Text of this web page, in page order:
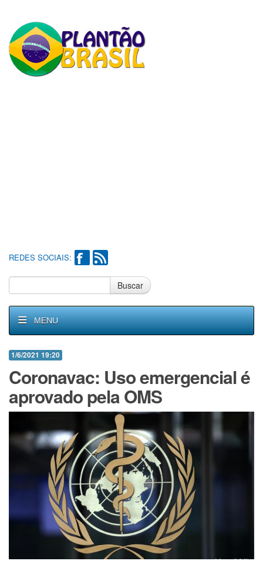
REDES SOCIAIS:
Buscar
MENU
1/6/2021 19:20
Coronavac: Uso emergencial é
aprovado pela OMS